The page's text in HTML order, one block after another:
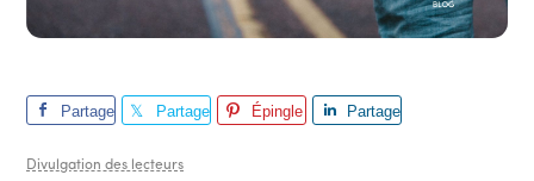
Partage
Partage
Épingle
Partage
Divulgation des lecteurs